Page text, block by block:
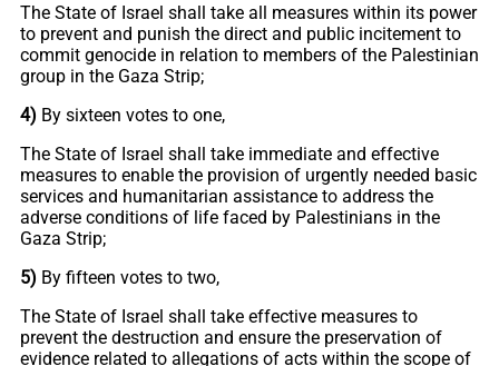
The State of Israel shall take all measures within its power
to prevent and punish the direct and public incitement to
commit genocide in relation to members of the Palestinian
group in the Gaza Strip;
4) By sixteen votes to one,
The State of Israel shall take immediate and effective
measures to enable the provision of urgently needed basic
services and humanitarian assistance to address the
adverse conditions of life faced by Palestinians in the
Gaza Strip;
5) By fifteen votes to two,
The State of Israel shall take effective measures to
prevent the destruction and ensure the preservation of
evidence related to allegations of acts within the scope of